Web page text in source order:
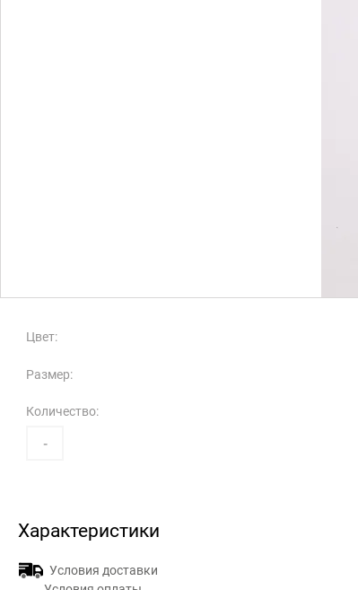
Цвет:
Размер:
Количество:
-
Характеристики
Условия доставки